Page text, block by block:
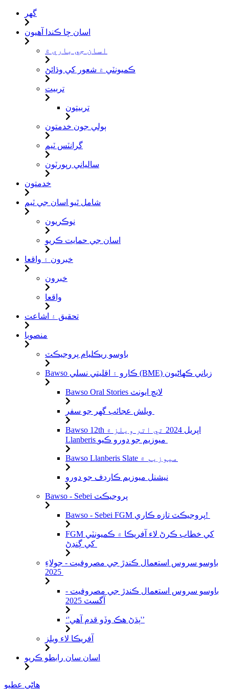
گهر
اسان ڇا ڪندا آهيون
اسان جي باري ۾
ڪميونٽي ۾ شعور کي وڌائڻ
تربيت
تربيتون
ٻولي جون خدمتون
گرانٽس ٽيم
سالياني رپورٽون
خدمتون
شامل ٿيو اسان جي ٽيم
نوڪريون
اسان جي حمايت ڪريو
خبرون ۽ واقعا
خبرون
واقعا
تحقيق ۽ اشاعت
منصوبا
باوسو ريڪليام پروجيڪٽ
Bawso ڪارو ۽ اقليتي نسلي (BME) زباني ڪهاڻيون
Bawso Oral Stories لانچ ايونٽ
Bawso 12th اپريل 2024 تي اتر ويلز ۾
Bawso Llanberis Slate ميوزيم ۾
نيشنل ميوزيم ڪارڊف جو دورو
Bawso - Sebei پروجيڪٽ
Bawso - Sebei FGM پروجيڪٽ تازه ڪاري!
FGM کي خطاب ڪرڻ لاء آفريڪا ۾ ڪميونٽي
باوسو سروس استعمال ڪندڙ جي مصروفيت - جولاءِ
باوسو سروس استعمال ڪندڙ جي مصروفيت -
آگسٽ 2025
‘'ٻڌڻ هڪ وڏو قدم آهي'’
آفريڪا لاء ويلز
اسان سان رابطو ڪريو
مواد
هاڻي عطيو